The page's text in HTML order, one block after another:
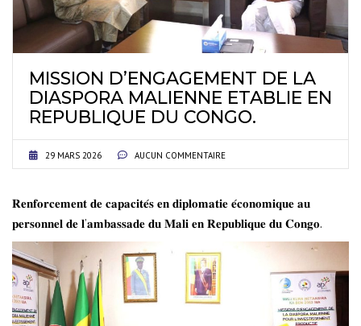
MISSION D’ENGAGEMENT DE LA
DIASPORA MALIENNE ETABLIE EN
REPUBLIQUE DU CONGO.
29 MARS 2026 AUCUN COMMENTAIRE
𝐑𝐞𝐧𝐟𝐨𝐫𝐜𝐞𝐦𝐞𝐧𝐭 𝐝𝐞 𝐜𝐚𝐩𝐚𝐜𝐢𝐭𝐞́𝐬 𝐞𝐧 𝐝𝐢𝐩𝐥𝐨𝐦𝐚𝐭𝐢𝐞 𝐞́𝐜𝐨𝐧𝐨𝐦𝐢𝐪𝐮𝐞 𝐚𝐮
𝐩𝐞𝐫𝐬𝐨𝐧𝐧𝐞𝐥 𝐝𝐞 𝐥’𝐚𝐦𝐛𝐚𝐬𝐬𝐚𝐝𝐞 𝐝𝐮 𝐌𝐚𝐥𝐢 𝐞𝐧 𝐑𝐞𝐩𝐮𝐛𝐥𝐢𝐪𝐮𝐞 𝐝𝐮 𝐂𝐨𝐧𝐠𝐨.